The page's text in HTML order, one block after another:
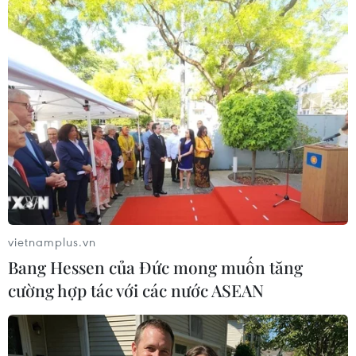
#Hungary #Doanh nghiệp
#Kim ngạch thương mại
#Đầu tư
Anh Hungary Nga
Theo dõi VietnamPlus
TIN CÙNG CHUYÊN MỤC
vietnamplus.vn
Bang Hessen của Đức mong muốn tăng
cường hợp tác với các nước ASEAN